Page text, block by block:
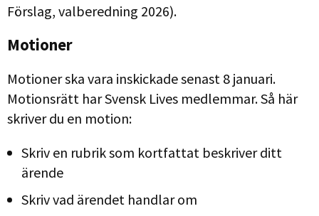
Förslag, valberedning 2026).
Motioner
Motioner ska vara inskickade senast 8 januari.
Motionsrätt har Svensk Lives medlemmar. Så här
skriver du en motion:
Skriv en rubrik som kortfattat beskriver ditt
ärende
Skriv vad ärendet handlar om